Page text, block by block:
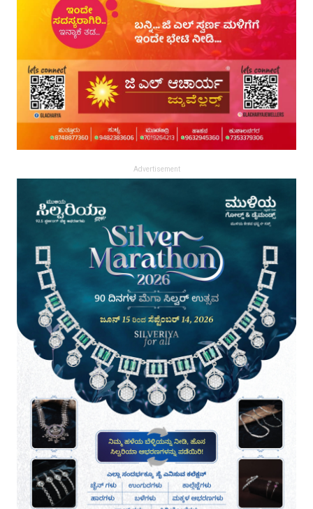
Advertisement